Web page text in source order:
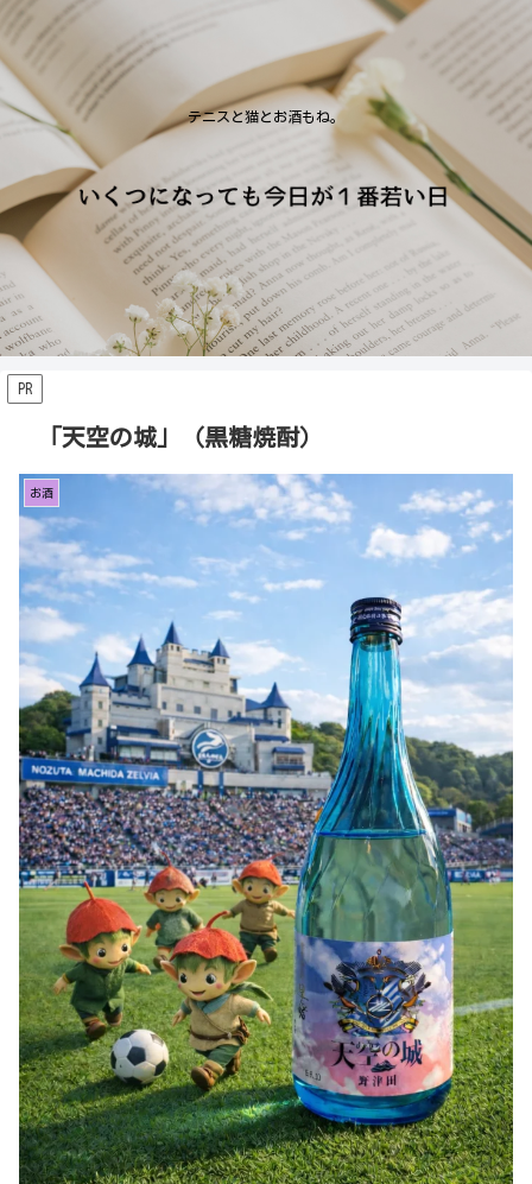
テニスと猫とお酒もね。
PR
「天空の城」（黒糖焼酎）
お酒